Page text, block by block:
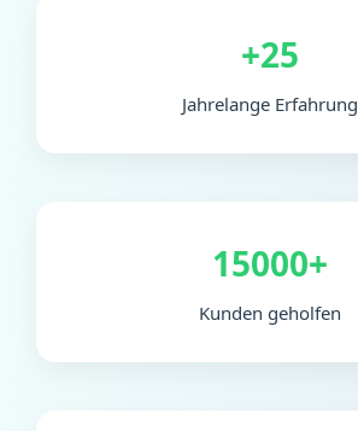
+25
Jahrelange Erfahrung
15000+
Kunden geholfen